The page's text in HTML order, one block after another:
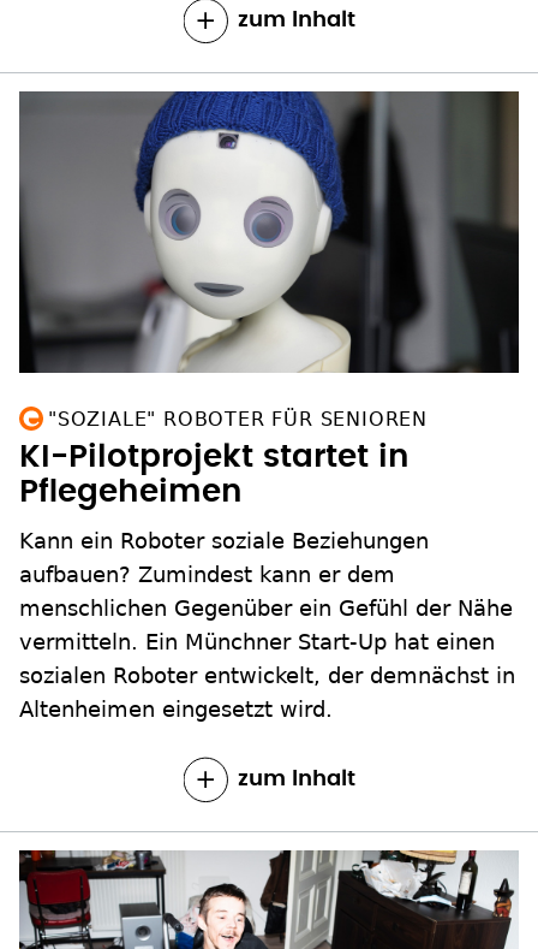
zum Inhalt
"SOZIALE" ROBOTER FÜR SENIOREN
KI-Pilotprojekt startet in
Pflegeheimen
Kann ein Roboter soziale Beziehungen
aufbauen? Zumindest kann er dem
menschlichen Gegenüber ein Gefühl der Nähe
vermitteln. Ein Münchner Start-Up hat einen
sozialen Roboter entwickelt, der demnächst in
Altenheimen eingesetzt wird.
zum Inhalt